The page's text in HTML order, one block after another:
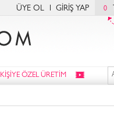
ÜYE OL GİRİŞ YAP 0
KİŞİYE ÖZEL ÜRETİM